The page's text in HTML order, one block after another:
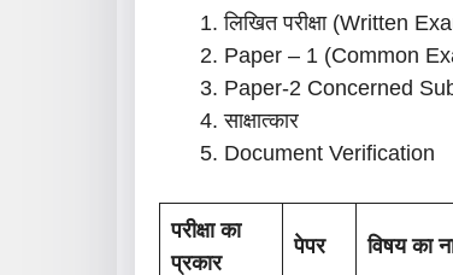
लिखित परीक्षा (Written
Paper – 1 (common
Paper-2 Concerned
साक्षात्कार
Document Verification
परीक्षा का
प्रकार
पेपर विषय का